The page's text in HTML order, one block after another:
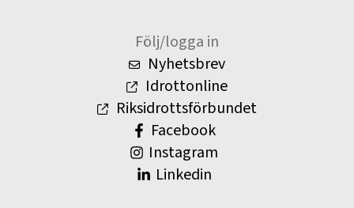
Följ/logga in
Nyhetsbrev
Idrottonline
Riksidrottsförbundet
Facebook
Instagram
Linkedin